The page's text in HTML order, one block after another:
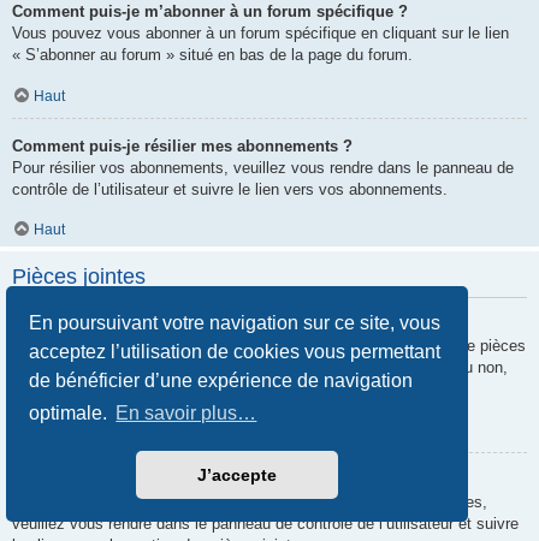
En poursuivant votre navigation sur ce site, vous
acceptez l’utilisation de cookies vous permettant
de bénéficier d’une expérience de navigation
optimale. En savoir plus…
J’accepte
Comment puis-je m’abonner à un forum spécifique ?
Vous pouvez vous abonner à un forum spécifique en cliquant sur le lien
« S’abonner au forum » situé en bas de la page du forum.
Haut
Comment puis-je résilier mes abonnements ?
Pour résilier vos abonnements, veuillez vous rendre dans le panneau de
contrôle de l’utilisateur et suivre le lien vers vos abonnements.
Haut
Pièces jointes
Quelles pièces jointes sont autorisées sur ce forum ?
Chaque administrateur peut autoriser ou interdire certains types de pièces
jointes. Si vous n’êtes pas certain de savoir ce qui est autorisé ou non,
nous vous invitons à contacter un administrateur du forum.
Comment puis-je retrouver toutes mes pièces jointes ?
Pour retrouver la liste des pièces jointes que vous avez transférées,
veuillez vous rendre dans le panneau de contrôle de l’utilisateur et suivre